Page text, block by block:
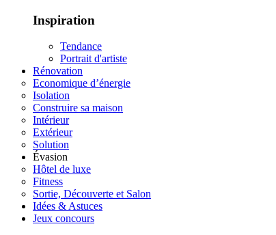
Inspiration
Tendance
Portrait d'artiste
Rénovation
Economique d’énergie
Isolation
Construire sa maison
Intérieur
Extérieur
Solution
Évasion
Hôtel de luxe
Fitness
Sortie, Découverte et Salon
Idées & Astuces
Jeux concours